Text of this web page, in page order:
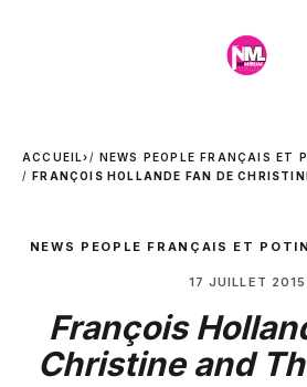
ACCUEIL› NEWS PEOPLE FRANÇAIS ET
FRANÇOIS HOLLANDE FAN DE
NEWS PEOPLE FRANÇAIS ET
17 JUILLET 2015
François
Christine and